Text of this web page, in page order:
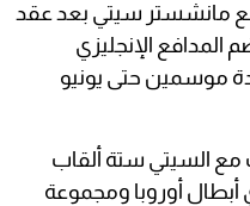
مانشستر سيتي بعد عقد
المدافع الإنجليزي
موسمين حتى يونيو
السيتي ستة ألقاب
أبطال أوروبا ومجموعة